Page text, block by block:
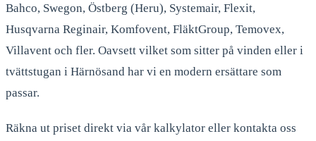
Bahco, Swegon, Östberg (Heru), Systemair, Flexit,
Husqvarna Reginair, Komfovent, FläktGroup, Temovex,
Villavent och fler. Oavsett vilket som sitter på vinden eller i
tvättstugan i Härnösand har vi en modern ersättare som
passar.
Räkna ut priset direkt via vår kalkylator eller kontakta oss